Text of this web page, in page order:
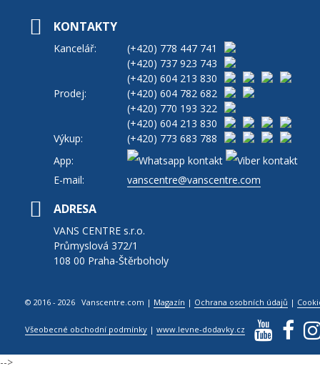
KONTAKTY
Kancelář: (+420) 778 447 741
(+420) 737 923 743
(+420) 604 213 830
Prodej:
(+420) 604 782 682
(+420) 770 193 322
(+420) 604 213 830
Výkup:
(+420) 773 683 788
App:
E-mail:
vanscentre@vanscentre.com
ADRESA
VANS CENTRE s.r.o.
Průmyslová 372/1
108 00 Praha-Štěrboholy
© 2016 - 2026 Vanscentre.com | Magazín | Ochrana osobních údajů |
Všeobecné obchodní podmínky |www.levne-dodavky.cz
-->